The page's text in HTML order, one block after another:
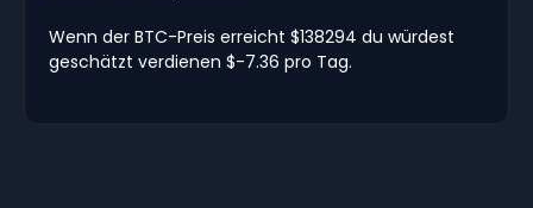
Wenn der BTC-Preis erreicht $138294 du würdest
geschätzt verdienen $-7.36 pro Tag.